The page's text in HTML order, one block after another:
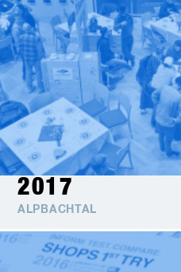
2017
ALPBACHTAL